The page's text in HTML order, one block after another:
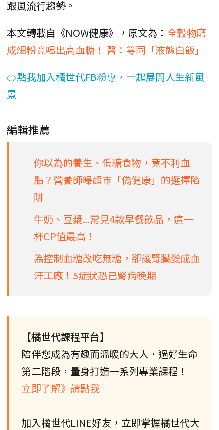
跟風流行趨勢。
本文轉載自《NOW健康》，原文為： 全穀物磨
成細粉竟喝出高血糖！ 醫：等同「液態白飯」
🍊點我加入橘世代FB粉專，一起展開人生新風
景
編輯推薦
你以為的養生、低糖食物，竟不利血
脂？營養師曝超市「偽健康」的選擇陷
阱
牛奶、豆漿...常見4款早餐飲品，這一
杯CP值最高！
為控制血糖改吃無糖，卻讓腎臟變成血
汗工廠！5症狀恐已腎病晚期
【橘世代課程平台】
陪伴您成為有趣而溫暖的大人，過好生命
第二階段，量身打造一系列專業課程！
立即了解》請點我
加入橘世代LINE好友，立即掌握橘世代大